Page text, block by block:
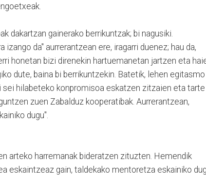
dakartzan gainerako berrikuntzak; bi nagusiki.
da" aurrerantzean ere, iragarri duenez; hau da,
honetan bizi direnekin hartuemanetan jartzen eta
dute, baina bi berrikuntzekin. Batetik, lehen egitasmo
hilabeteko konpromisoa eskatzen zitzaien eta tarte
zuen Zabalduz kooperatibak. Aurrerantzean,
dugu".
arteko harremanak bideratzen zituzten. Hemendik
eskaintzeaz gain, taldekako mentoretza eskainiko